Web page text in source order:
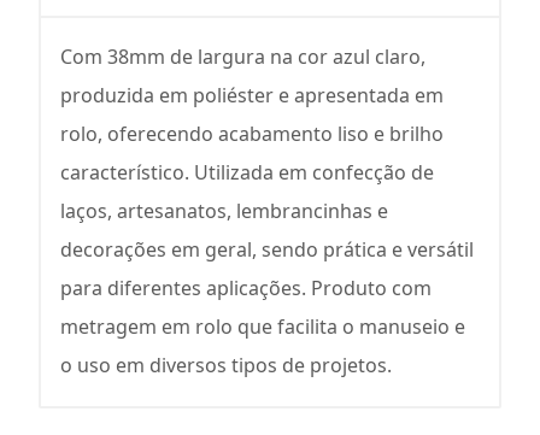
Com 38mm de largura na cor azul claro,
produzida em poliéster e apresentada em
rolo, oferecendo acabamento liso e brilho
característico. Utilizada em confecção de
laços, artesanatos, lembrancinhas e
decorações em geral, sendo prática e versátil
para diferentes aplicações. Produto com
metragem em rolo que facilita o manuseio e
o uso em diversos tipos de projetos.